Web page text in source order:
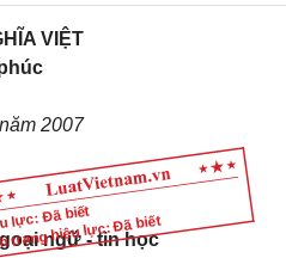
lực: Đã biết
trạng hiệu lực: Đã biết
VIỆT
2007
ngữ - tin học